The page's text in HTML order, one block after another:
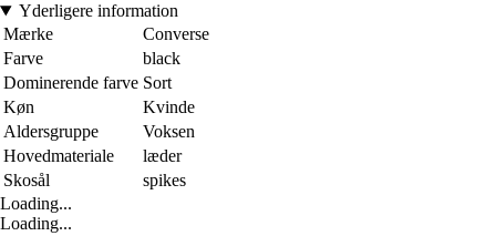
Yderligere information
Mærke
Converse
Farve
black
Dominerende farve Sort
Køn
Kvinde
Aldersgruppe
Voksen
Hovedmateriale
læder
Skosål
spikes
Loading...
Loading...